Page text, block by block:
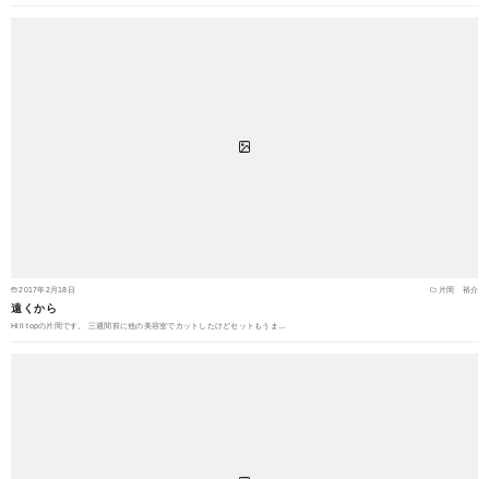
2017年2月18日 片岡 裕介
遠くから
Hill topの片岡です。 三週間前に他の美容室でカットしたけどセットもうま…